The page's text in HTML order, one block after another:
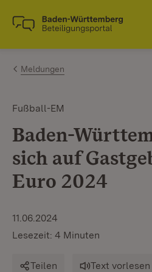
Zum Inhalt springen
Link zur Startseite
Meldungen
Fußball-EM
Baden-
sich auf
Euro 2024
11.06.2024
Lesezeit: 4 Minuten
Teilen Text vorlesen